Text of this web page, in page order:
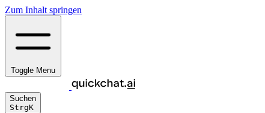
Zum Inhalt springen
Toggle Menu
Suchen
StrgK